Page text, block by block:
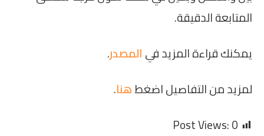
المتابعة الدقيقة.
يمكنك قراءة المزيد فيالمصدر.
لمزيد من التفاصيل اضغطهنا.
Post Views:0